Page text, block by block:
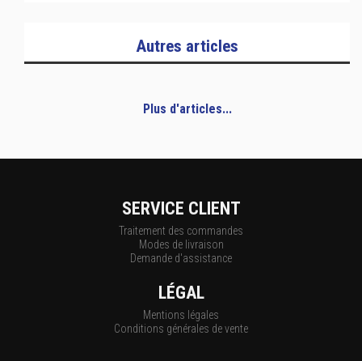
Autres articles
Plus d'articles...
SERVICE CLIENT
Traitement des commandes
Modes de livraison
Demande d'assistance
LÉGAL
Mentions légales
Conditions générales de vente